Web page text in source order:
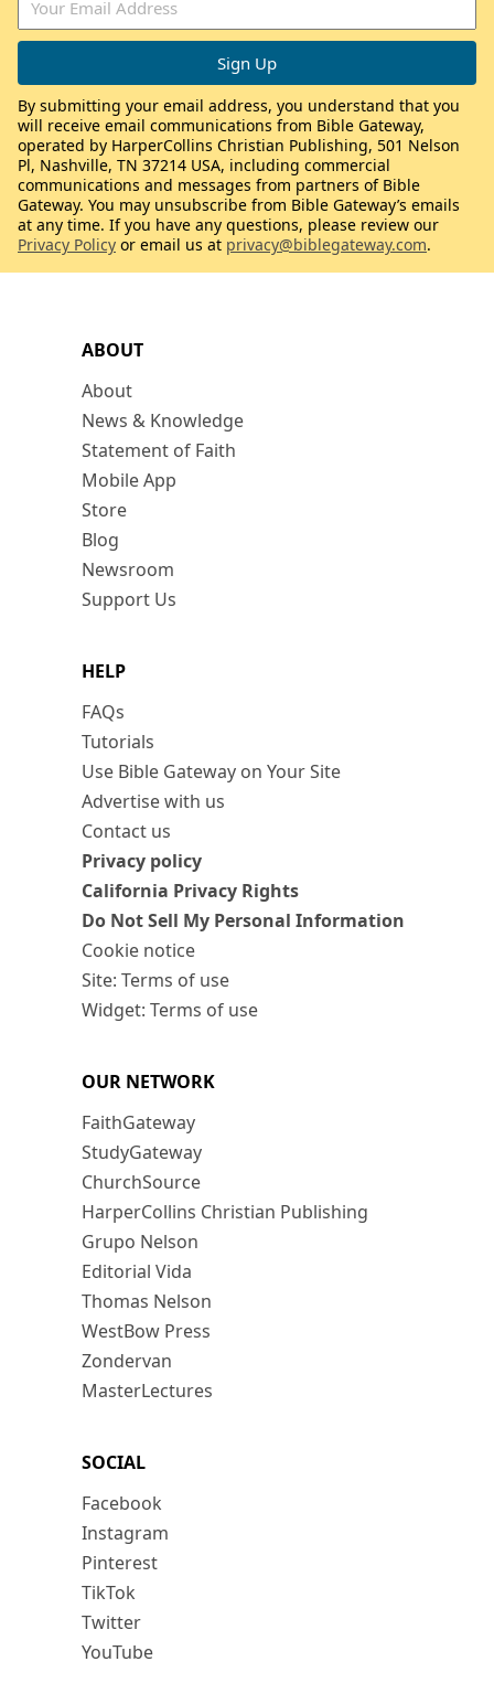
ABOUT
About
News & Knowledge
Statement of Faith
Mobile App
Store
Blog
Newsroom
Support Us
HELP
FAQs
Tutorials
Use Bible Gateway on Your Site
Advertise with us
Contact us
Privacy policy
California Privacy Rights
Do Not Sell My Personal Information
Cookie notice
Site: Terms of use
Widget: Terms of use
OUR NETWORK
FaithGateway
StudyGateway
ChurchSource
HarperCollins Christian Publishing
Grupo Nelson
Editorial Vida
Thomas Nelson
WestBow Press
Zondervan
MasterLectures
SOCIAL
Facebook
Instagram
Pinterest
TikTok
Twitter
YouTube
By submitting your email address, you understand that you
will receive email communications from Bible Gateway,
operated by HarperCollins Christian Publishing, 501 Nelson
Pl, Nashville, TN 37214 USA, including commercial
communications and messages from partners of Bible
Gateway. You may unsubscribe from Bible Gateway’s emails
at any time. If you have any questions, please review our
Privacy Policy or email us at privacy@biblegateway.com.